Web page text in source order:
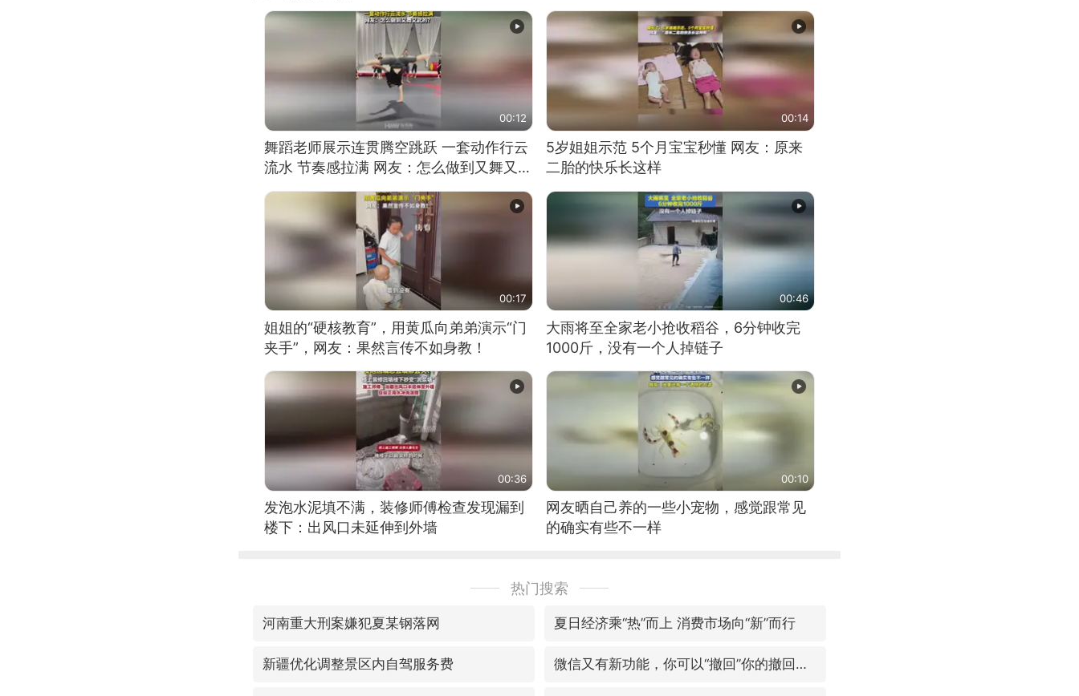
00:12
舞蹈老师展示连贯腾空跳跃 一套动作行云
流水 节奏感拉满 网友：怎么做到又舞又武
00:14
5岁姐姐示范 5个月宝宝秒懂 网友：原来
二胎的快乐长这样
00:17
姐姐的“硬核教育”，用黄瓜向弟弟演示“门
夹手”，网友：果然言传不如身教！
00:46
大雨将至全家老小抢收稻谷，6分钟收完
1000斤，没有一个人掉链子
00:36
发泡水泥填不满，装修师傅检查发现漏到
楼下：出风口未延伸到外墙
00:10
网友晒自己养的一些小宠物，感觉跟常见
的确实有些不一样
热门搜索
河南重大刑案嫌犯夏某钢落网 夏日经济乘“热”而上 消费市场向“新”而行
新疆优化调整景区内自驾服务费 微信又有新功能，你可以“撤回”你的撤回了！